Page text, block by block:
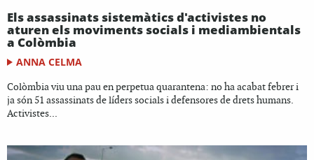
Els assassinats sistemàtics d'activistes no
aturen els moviments socials i mediambientals
a Colòmbia
ANNA CELMA
Colòmbia viu una pau en perpetua quarantena: no ha acabat febrer i
ja són 51 assassinats de líders socials i defensores de drets humans.
Activistes...